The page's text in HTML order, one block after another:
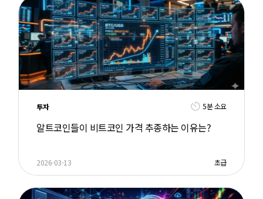
투자 5분 소요
알트코인들이 비트코인 가격 추종하는 이유는?
2026-03-13 초급